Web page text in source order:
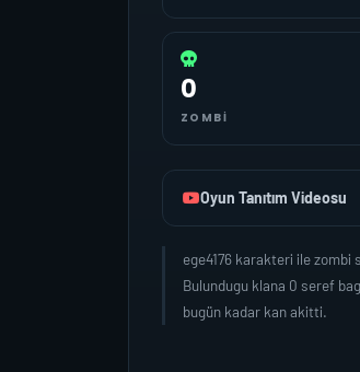
0
ZOMBI
Oyun Tanıtım Videosu
ege4176 karakteri ile
Bulundugu klana 0 seref
bugün kadar kan akitti.